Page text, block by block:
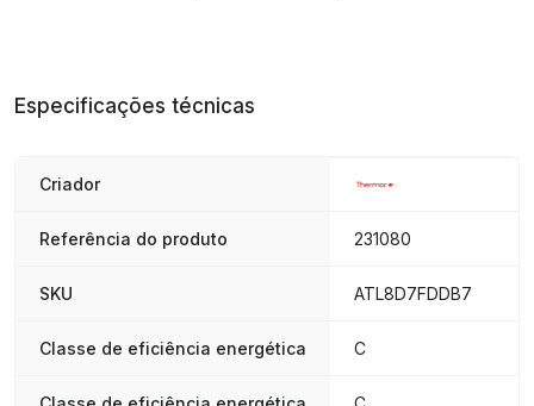
Especificações técnicas
Criador
Referência do produto 231080
SKU ATL8D7FDDB7
Classe de eficiência energética C